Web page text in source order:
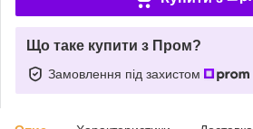
Що таке купити з Пром?
Замовлення під захистом